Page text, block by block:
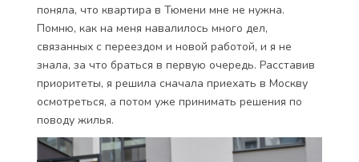
поняла, что квартира в Тюмени мне не нужна.
Помню, как на меня навалилось много дел,
связанных с переездом и новой работой, и я не
знала, за что браться в первую очередь. Расставив
приоритеты, я решила сначала приехать в Москву
осмотреться, а потом уже принимать решения по
поводу жилья.